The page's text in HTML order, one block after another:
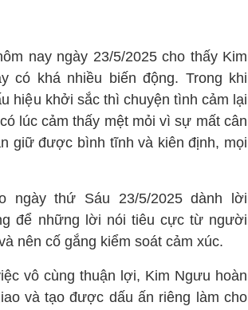
nay ngày 23/5/2025 cho thấy Kim
có khá nhiều biến động. Trong khi
hiệu khởi sắc thì chuyện tình cảm lại
lúc cảm thấy mệt mỏi vì sự mất cân
giữ được bình tĩnh và kiên định, mọi
ngày thứ Sáu 23/5/2025 dành lời
để những lời nói tiêu cực từ người
nên cố gắng kiểm soát cảm xúc.
vô cùng thuận lợi, Kim Ngưu hoàn
và tạo được dấu ấn riêng làm cho